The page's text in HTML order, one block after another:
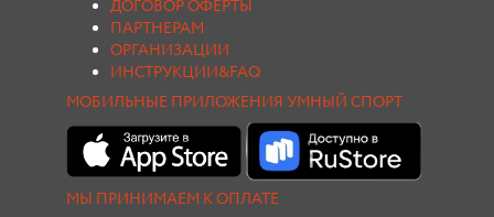
ДОГОВОР ОФЕРТЫ
ПАРТНЕРАМ
ОРГАНИЗАЦИИ
ИНСТРУКЦИИ&FAQ
МОБИЛЬНЫЕ ПРИЛОЖЕНИЯ УМНЫЙ СПОРТ
МЫ ПРИНИМАЕМ К ОПЛАТЕ